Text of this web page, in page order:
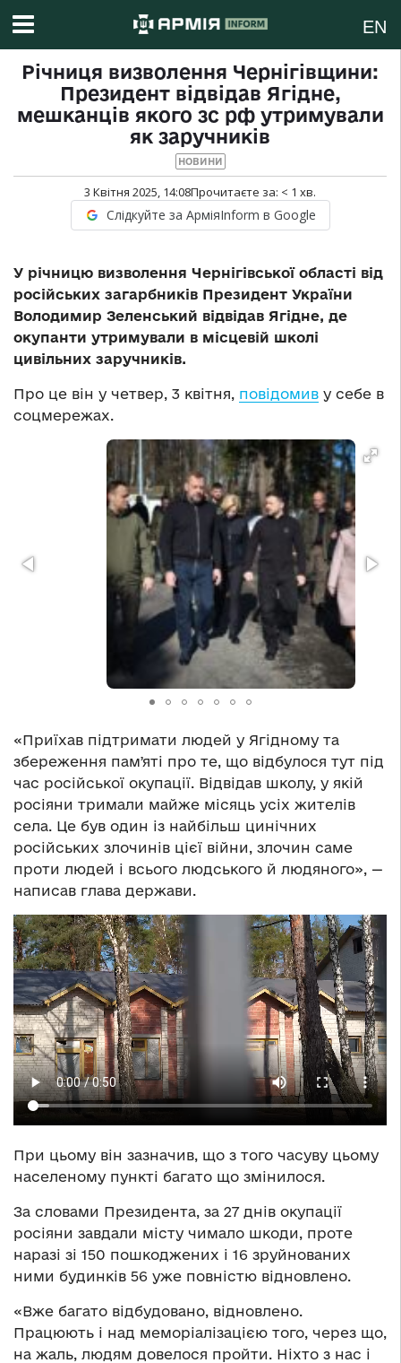
EN
Річниця визволення Чернігівщини:
Президент відвідав Ягідне,
мешканців якого зс рф утримували
як заручників
НОВИНИ
3 Квітня 2025, 14:08Прочитаєте за: < 1 хв.
Слідкуйте за АрміяInform в Google
У річницю визволення Чернігівської області від
російських загарбників Президент України
Володимир Зеленський відвідав Ягідне, де
окупанти утримували в місцевій школі
цивільних заручників.
Про це він у четвер, 3 квітня, повідомив у себе в
соцмережах.
«Приїхав підтримати людей у Ягідному та
збереження памʼяті про те, що відбулося тут під
час російської окупації. Відвідав школу, у якій
росіяни тримали майже місяць усіх жителів
села. Це був один із найбільш цинічних
російських злочинів цієї війни, злочин саме
проти людей і всього людського й людяного», —
написав глава держави.
При цьому він зазначив, що з того часуву цьому
населеному пункті багато що змінилося.
За словами Президента, за 27 днів окупації
росіяни завдали місту чимало шкоди, проте
наразі зі 150 пошкоджених і 16 зруйнованих
ними будинків 56 уже повністю відновлено.
«Вже багато відбудовано, відновлено.
Працюють і над меморіалізацією того, через що,
на жаль, людям довелося пройти. Ніхто з нас і